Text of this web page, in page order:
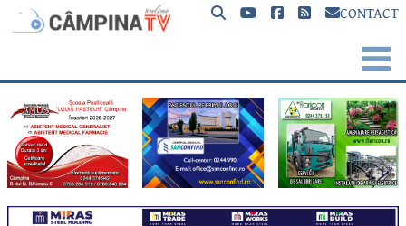
CONTACT